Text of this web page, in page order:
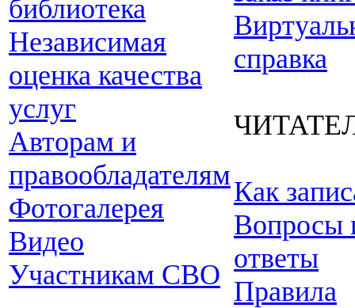
библиотека
Независимая
оценка качества
услуг
Авторам и
правообладателям
Фотогалерея
Видео
Участникам СВО
справка
Как
Вопросы
ответы
Правила